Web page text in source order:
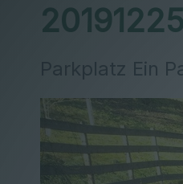
Parkplatz Ein